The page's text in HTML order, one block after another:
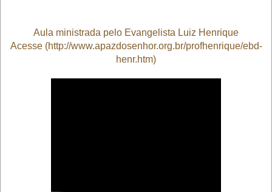
Aula ministrada pelo Evangelista Luiz Henrique
Acesse (http://www.apazdosenhor.org.br/profhenrique/ebd-
henr.htm)